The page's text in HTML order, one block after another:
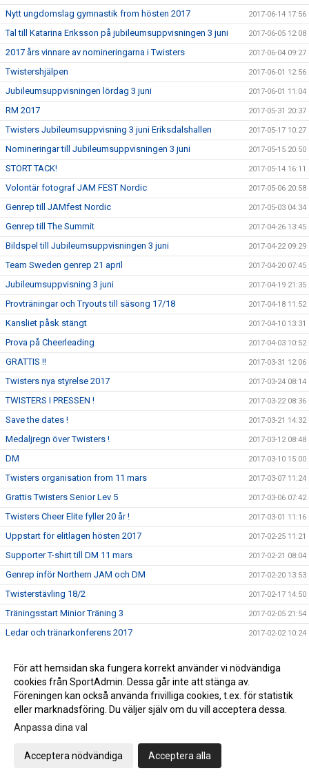
Nytt ungdomslag gymnastik from hösten 2017 2017-06-14 17:56
Tal till Katarina Eriksson på jubileumsuppvisningen 3 juni 2017-06-05 12:08
2017 års vinnare av nomineringarna i Twisters 2017-06-04 09:27
Twistershjälpen 2017-06-01 12:56
Jubileumsuppvisningen lördag 3 juni 2017-06-01 11:04
RM 2017 2017-05-31 20:37
Twisters Jubileumsuppvisning 3 juni Eriksdalshallen 2017-05-17 10:27
Nomineringar till Jubileumsuppvisningen 3 juni 2017-05-15 20:50
STORT TACK! 2017-05-14 16:11
Volontär fotograf JAM FEST Nordic 2017-05-06 20:58
Genrep till JAMfest Nordic 2017-05-03 04:34
Genrep till The Summit 2017-04-26 13:45
Bildspel till Jubileumsuppvisningen 3 juni 2017-04-22 09:29
Team Sweden genrep 21 april 2017-04-20 07:45
Jubileumsuppvisning 3 juni 2017-04-19 21:35
Provträningar och Tryouts till säsong 17/18 2017-04-18 11:52
Kansliet påsk stängt 2017-04-10 13:31
Prova på Cheerleading 2017-04-03 10:52
GRATTIS !! 2017-03-31 12:06
Twisters nya styrelse 2017 2017-03-24 08:14
TWISTERS I PRESSEN ! 2017-03-22 08:36
Save the dates ! 2017-03-21 14:32
Medaljregn över Twisters ! 2017-03-12 08:48
DM 2017-03-10 15:00
Twisters organisation from 11 mars 2017-03-07 11:24
Grattis Twisters Senior Lev 5 2017-03-06 07:42
Twisters Cheer Elite fyller 20 år ! 2017-03-01 11:16
Uppstart för elitlagen hösten 2017 2017-02-25 11:21
Supporter T-shirt till DM 11 mars 2017-02-21 08:04
Genrep inför Northern JAM och DM 2017-02-20 13:53
Twisterstävling 18/2 2017-02-17 14:50
Träningsstart Minior Träning 3 2017-02-05 21:54
Ledar och tränarkonferens 2017 2017-02-02 10:24
Ungdomslagen 2017-01-24 14:40
Värdegrund och syfte 2017-01-22 16:15
Nytt minior träningslag 2017-01-20 10:53
Twisters styrelse söker ny kassör
För att hemsidan ska fungera korrekt använder vi nödvändiga
cookies från SportAdmin. Dessa går inte att stänga av.
Föreningen kan också använda frivilliga cookies, t.ex. för statistik
eller marknadsföring. Du väljer själv om du vill acceptera dessa.
Anpassa dina val
Acceptera nödvändiga Acceptera alla